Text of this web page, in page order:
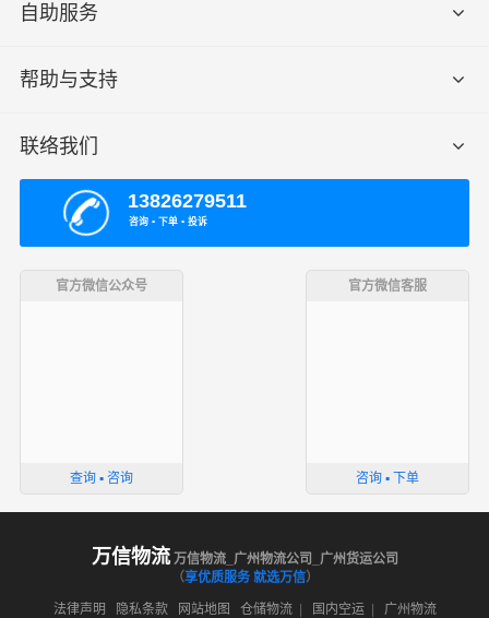
自助服务
帮助与支持
联络我们
13826279511
咨询 ▪ 下单 ▪ 投诉
官方微信公众号
查询 ▪ 咨询
官方微信客服
咨询 ▪ 下单
万信物流万信物流_广州物流公司_广州货运公司
（享优质服务 就选万信）
法律声明 隐私条款 网站地图 仓储物流| 国内空运| 广州物流